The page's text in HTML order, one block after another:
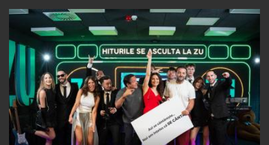
Bătălie strânsă la Hitul Monstru Al
Verii: Cabron versus Faydee
21 Iulie
Dă volumul mai tare! Cabron vine
cu Hitul Monstru al Verii
20 Iulie